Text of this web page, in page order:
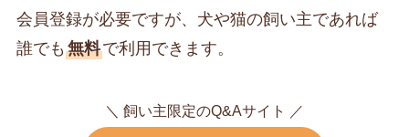
会員登録が必要ですが、犬や猫の飼い主であれば
誰でも 無料で利用できます。
＼ 飼い主限定のQ&Aサイト ／